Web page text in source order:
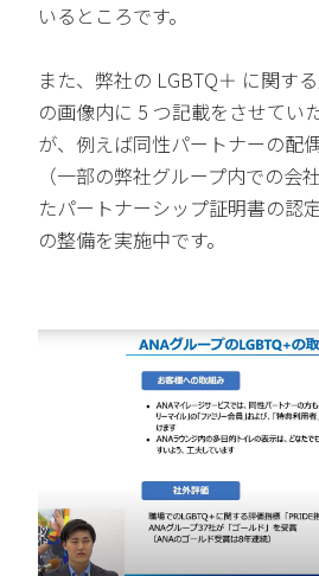
いるところです。
また、弊社の LGBTQ＋ に関す
の画像内に 5 つ記載をさせてい
が、例えば同性パートナーの配
（一部の弊社グループ内での会
たパートナーシップ証明書の認
の整備を実施中です。